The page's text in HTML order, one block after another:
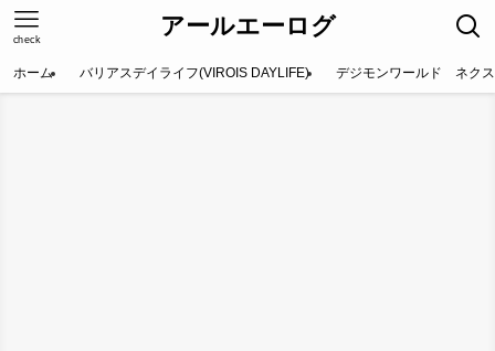
アールエーログ
check
ホーム バリアスデイライフ(VIROIS DAYLIFE) デジモンワールド ネク